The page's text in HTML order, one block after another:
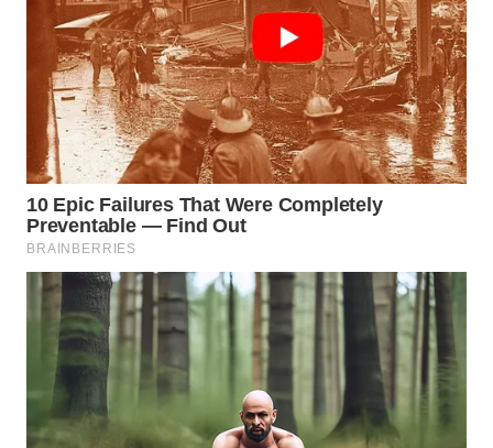
WN
KALBAR
WN
KALTENG
WN
KALTARA
KALSEL
WN
KALTIM
WN